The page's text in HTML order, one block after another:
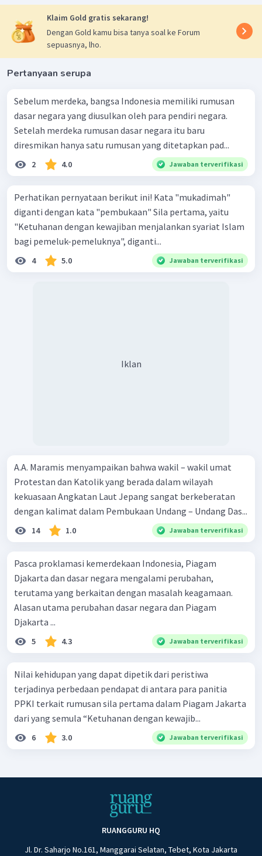
Klaim Gold gratis sekarang!
Dengan Gold kamu bisa tanya soal ke Forum
sepuasnya, lho.
Pertanyaan serupa
Sebelum merdeka, bangsa Indonesia memiliki rumusan
dasar negara yang diusulkan oleh para pendiri negara.
Setelah merdeka rumusan dasar negara itu baru
diresmikan hanya satu rumusan yang ditetapkan pad...
2 4.0 Jawaban terverifikasi
Perhatikan pernyataan berikut ini! Kata "mukadimah"
diganti dengan kata "pembukaan" Sila pertama, yaitu
"Ketuhanan dengan kewajiban menjalankan syariat Islam
bagi pemeluk-pemeluknya", diganti...
4 5.0 Jawaban terverifikasi
Iklan
A.A. Maramis menyampaikan bahwa wakil – wakil umat
Protestan dan Katolik yang berada dalam wilayah
kekuasaan Angkatan Laut Jepang sangat berkeberatan
dengan kalimat dalam Pembukaan Undang – Undang Das...
14 1.0 Jawaban terverifikasi
Pasca proklamasi kemerdekaan Indonesia, Piagam
Djakarta dan dasar negara mengalami perubahan,
terutama yang berkaitan dengan masalah keagamaan.
Alasan utama perubahan dasar negara dan Piagam
Djakarta ...
5 4.3 Jawaban terverifikasi
Nilai kehidupan yang dapat dipetik dari peristiwa
terjadinya perbedaan pendapat di antara para panitia
PPKI terkait rumusan sila pertama dalam Piagam Jakarta
dari yang semula “Ketuhanan dengan kewajib...
6 3.0 Jawaban terverifikasi
RUANGGURU HQ
Jl. Dr. Saharjo No.161, Manggarai Selatan, Tebet, Kota Jakarta